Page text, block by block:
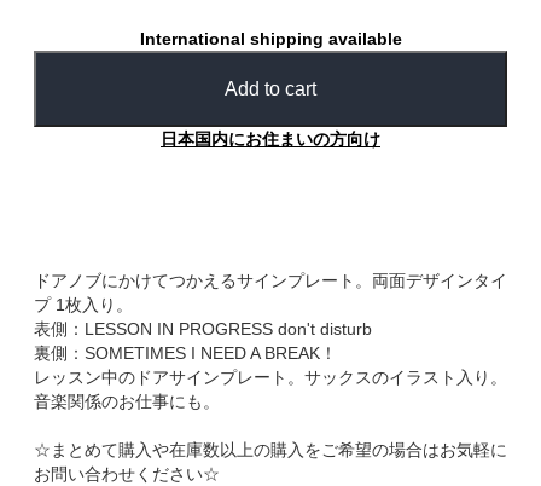
International shipping available
Add to cart
日本国内にお住まいの方向け
ドアノブにかけてつかえるサインプレート。両面デザインタイ
プ 1枚入り。
表側：LESSON IN PROGRESS don't disturb
裏側：SOMETIMES I NEED A BREAK！
レッスン中のドアサインプレート。サックスのイラスト入り。
音楽関係のお仕事にも。
☆まとめて購入や在庫数以上の購入をご希望の場合はお気軽に
お問い合わせください☆